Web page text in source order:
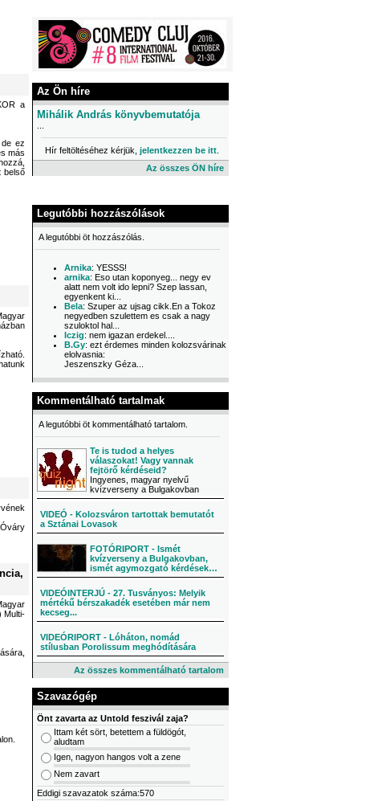
a
de ez
más
belső
Multi-
Az Ön híre
Mihálik András könyvbemutatója
Hír feltöltéséhez kérjük, jelentkezzen be itt
Az összes ÖN híre
Legutóbbi hozzászólások
A legutóbbi öt hozzászólás.
Arnika: YESSS!
arnika: Eso utan koponyeg... negy ev
alatt nem volt ido lepni? Szep lassan,
egyenkent ki...
Bela: Szuper az ujsag cikk.En a Tokoz
negyedben szulettem es csak a nagy
szuloktol hal...
Iczig: nem igazan erdekel....
B.Gy: ezt érdemes minden kolozsvárinak
elolvasnia:
Jeszenszky Géza...
Kommentálható tartalmak
A legutóbbi öt kommentálható tartalom.
Te is tudod a helyes
válaszokat! Vagy vannak
fejtörő kérdéseid?
Ingyenes, magyar nyelvű
kvízverseny a Bulgakovban
VIDEÓ - Kolozsváron tartottak bemutatót
a Sztánai Lovasok
FOTÓRIPORT - Ismét
kvízverseny a Bulgakovban,
ismét agymozgató kérdések…
VIDEÓINTERJÚ - 27. Tusványos: Melyik
mértékű bérszakadék esetében már nem
kecseg...
VIDEÓRIPORT - Lóháton, nomád
stílusban Porolissum meghódítására
Az összes kommentálható tartalom
Szavazógép
Önt zavarta az Untold feszivál zaja?
Ittam két sört, betettem a füldögót,
aludtam
Igen, nagyon hangos volt a zene
Nem zavart
Eddigi szavazatok száma:570